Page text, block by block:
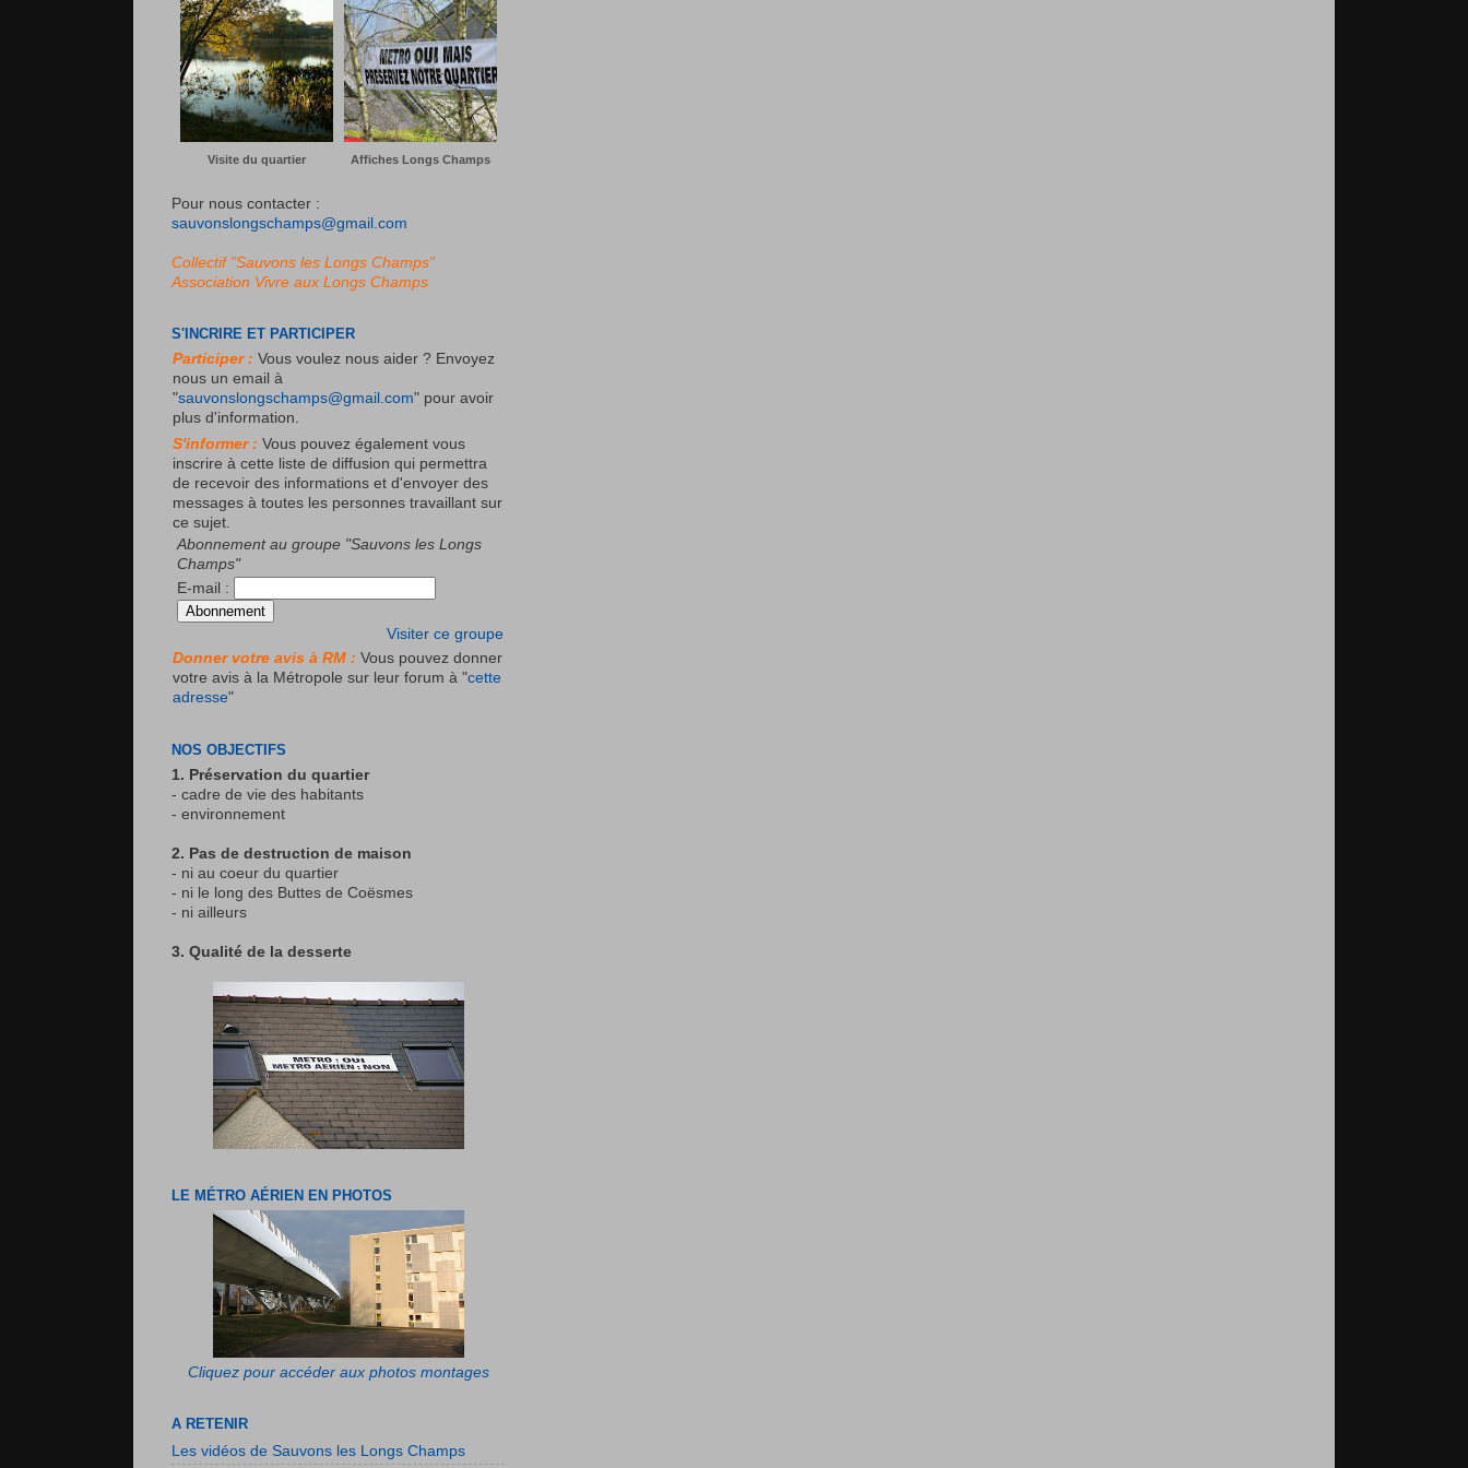
Visite du quartier Affiches Longs Champs
Pour nous contacter :
sauvonslongschamps@gmail.com
Collectif "Sauvons les Longs Champs"
Association Vivre aux Longs Champs
S'INCRIRE ET PARTICIPER
Participer : Vous voulez nous aider ? Envoyez
nous un email à
"sauvonslongschamps@gmail.com" pour avoir
plus d'information.
S'informer : Vous pouvez également vous
inscrire à cette liste de diffusion qui permettra
de recevoir des informations et d'envoyer des
messages à toutes les personnes travaillant sur
ce sujet.
Abonnement au groupe "Sauvons les Longs
Champs"
E-mail :
Visiter ce groupe
Donner votre avis à RM : Vous pouvez donner
votre avis à la Métropole sur leur forum à "cette
adresse"
NOS OBJECTIFS
1. Préservation du quartier
- cadre de vie des habitants
- environnement
2. Pas de destruction de maison
- ni au coeur du quartier
- ni le long des Buttes de Coësmes
- ni ailleurs
3. Qualité de la desserte
LE MÉTRO AÉRIEN EN PHOTOS
Cliquez pour accéder aux photos montages
A RETENIR
Les vidéos de Sauvons les Longs Champs